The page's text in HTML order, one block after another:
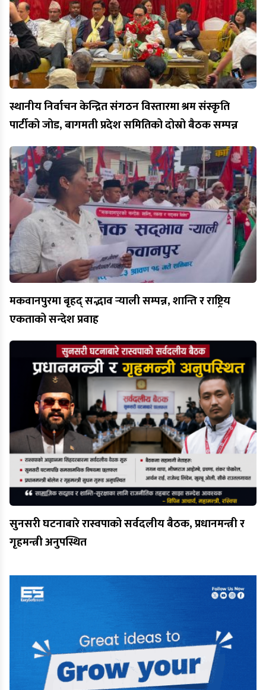
स्थानीय निर्वाचन केन्द्रित संगठन विस्तारमा श्रम संस्कृति
पार्टीको जोड, बागमती प्रदेश समितिको दोस्रो बैठक सम्पन्न
मकवानपुरमा बृहद् सद्भाव र्‍याली सम्पन्न, शान्ति र राष्ट्रिय
एकताको सन्देश प्रवाह
सुनसरी घटनाबारे रास्वपाको सर्वदलीय बैठक, प्रधानमन्त्री र
गृहमन्त्री अनुपस्थित